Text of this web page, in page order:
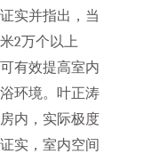
实并指出，当
2万个以上
有效提高室内
环境。叶正涛
内，实际极度
实，室内空间